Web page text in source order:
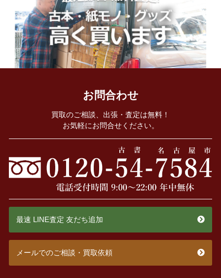
お問合わせ
買取のご相談、出張・査定は無料！
お気軽にお問合せください。
最速 LINE査定 友だち追加
メールでのご相談・買取依頼